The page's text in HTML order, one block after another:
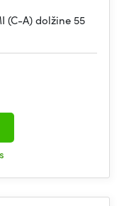
(C-A) dolžine 55